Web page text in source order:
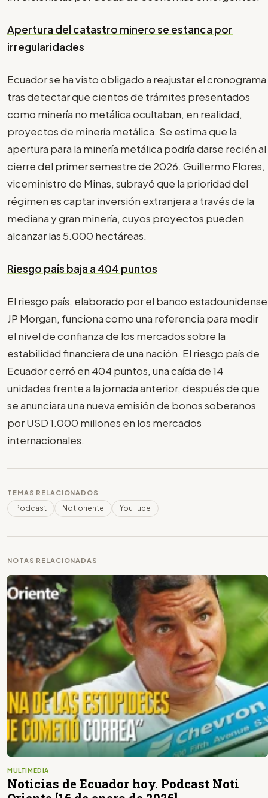
Apertura del catastro minero se estanca por
irregularidades
Ecuador se ha visto obligado a reajustar el cronograma
tras detectar que cientos de trámites presentados
como minería no metálica ocultaban, en realidad,
proyectos de minería metálica. Se estima que la
apertura para la minería metálica podría darse recién al
cierre del primer semestre de 2026. Guillermo Flores,
viceministro de Minas, subrayó que la prioridad del
régimen es captar inversión extranjera a través de la
mediana y gran minería, cuyos proyectos pueden
alcanzar las 5.000 hectáreas.
Riesgo país baja a 404 puntos
El riesgo país, elaborado por el banco estadounidense
JP Morgan, funciona como una referencia para medir
el nivel de confianza de los mercados sobre la
estabilidad financiera de una nación. El riesgo país de
Ecuador cerró en 404 puntos, una caída de 14
unidades frente a la jornada anterior, después de que
se anunciara una nueva emisión de bonos soberanos
por USD 1.000 millones en los mercados
internacionales.
TEMAS RELACIONADOS
Podcast Notioriente YouTube
NOTAS RELACIONADAS
MULTIMEDIA
Noticias de Ecuador hoy. Podcast Noti